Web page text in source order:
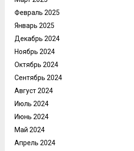
Февраль 2025
Январь 2025
Декабрь 2024
Ноябрь 2024
Октябрь 2024
Сентябрь 2024
Август 2024
Июль 2024
Июнь 2024
Май 2024
Апрель 2024